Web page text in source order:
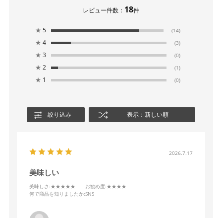
レビュー件数： 18件
★ 5 (14)
★ 4 (3)
★ 3 (0)
★ 2 (1)
★ 1 (0)
絞り込み 表示：新しい順
2026.7.17
美味しい
美味しさ :★★★★★ お勧め度:★★★★
何で商品を知りましたか:SNS